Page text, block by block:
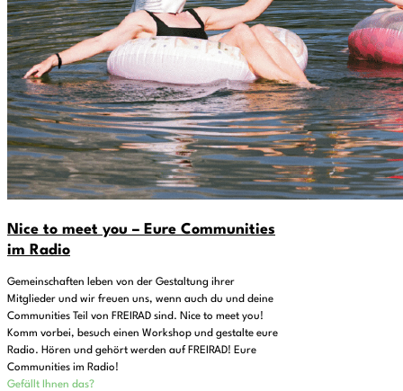
Nice to meet you – Eure Communities
im Radio
Gemeinschaften leben von der Gestaltung ihrer
Mitglieder und wir freuen uns, wenn auch du und deine
Communities Teil von FREIRAD sind. Nice to meet you!
Komm vorbei, besuch einen Workshop und gestalte eure
Radio. Hören und gehört werden auf FREIRAD! Eure
Communities im Radio!
Gefällt Ihnen das?